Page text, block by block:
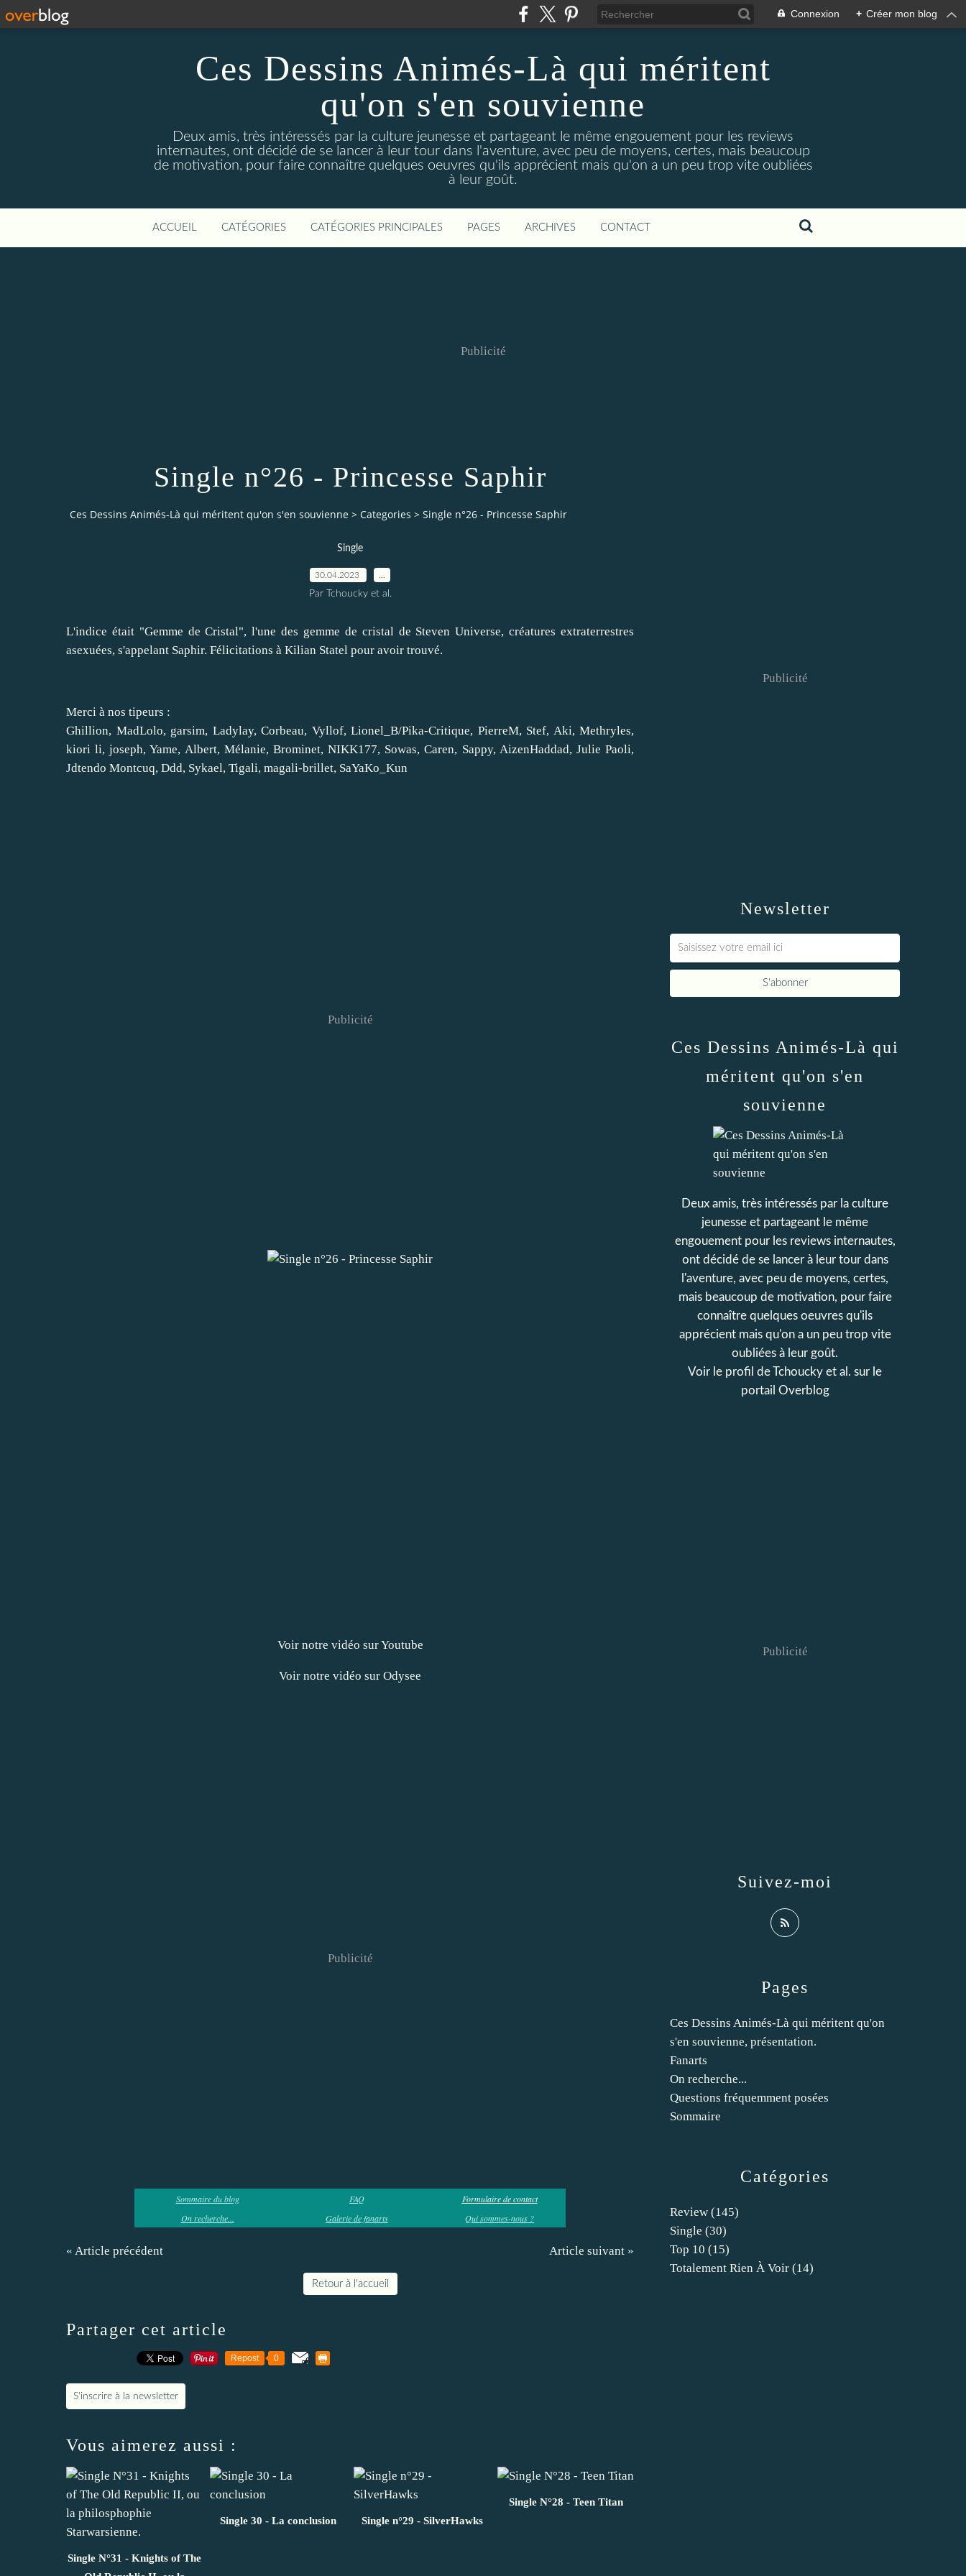
Connexion + Créer mon blog
Ces Dessins Animés-Là qui méritent
qu'on s'en souvienne
Deux amis, très intéressés par la culture jeunesse et partageant le même engouement pour les reviews
internautes, ont décidé de se lancer à leur tour dans l'aventure, avec peu de moyens, certes, mais beaucoup
de motivation, pour faire connaître quelques oeuvres qu'ils apprécient mais qu'on a un peu trop vite oubliées
à leur goût.
ACCUEIL CATÉGORIES CATÉGORIES PRINCIPALES PAGES ARCHIVES CONTACT
Publicité
Single n°26 - Princesse Saphir
Ces Dessins Animés-Là qui méritent qu'on s'en souvienne > Categories > Single n°26 - Princesse Saphir
Single
30.04.2023
Par Tchoucky et al.
L'indice était "Gemme de Cristal", l'une des gemme de cristal de Steven Universe, créatures extraterrestres
asexuées, s'appelant Saphir. Félicitations à Kilian Statel pour avoir trouvé.
Merci à nos tipeurs :
Ghillion, MadLolo, garsim, Ladylay, Corbeau, Vyllof, Lionel_B/Pika-Critique, PierreM, Stef, Aki, Methryles,
kiori li, joseph, Yame, Albert, Mélanie, Brominet, NIKK177, Sowas, Caren, Sappy, AizenHaddad, Julie Paoli,
Jdtendo Montcuq, Ddd, Sykael, Tigali, magali-brillet, SaYaKo_Kun
Publicité
Voir notre vidéo sur Youtube
Voir notre vidéo sur Odysee
Publicité
Sommaire du blog FAQ
Formulaire de contact
On recherche...
Galerie de fanarts Qui sommes-nous ?
« Article précédent Article suivant »
Retour à l'accueil
Partager cet article
Repost 0
S'inscrire à la newsletter
Vous aimerez aussi :
Single N°31 - Knights of The
Single 30 - La conclusion Single n°29 - SilverHawks
Single N°28 - Teen Titan
Newsletter
Publicité
Catégories
Review (145)
Single (30)
Top 10 (15)
Totalement Rien À Voir (14)
Pages
Ces Dessins Animés-Là qui méritent qu'on
s'en souvienne, présentation.
Fanarts
On recherche...
Questions fréquemment posées
Sommaire
Ces Dessins Animés-Là qui
méritent qu'on s'en
souvienne
Deux amis, très intéressés par la culture
jeunesse et partageant le même
engouement pour les reviews internautes,
ont décidé de se lancer à leur tour dans
l'aventure, avec peu de moyens, certes,
mais beaucoup de motivation, pour faire
connaître quelques oeuvres qu'ils
apprécient mais qu'on a un peu trop vite
oubliées à leur goût.
Voir le profil deTchoucky et al. sur le
portail Overblog
Suivez-moi
Publicité